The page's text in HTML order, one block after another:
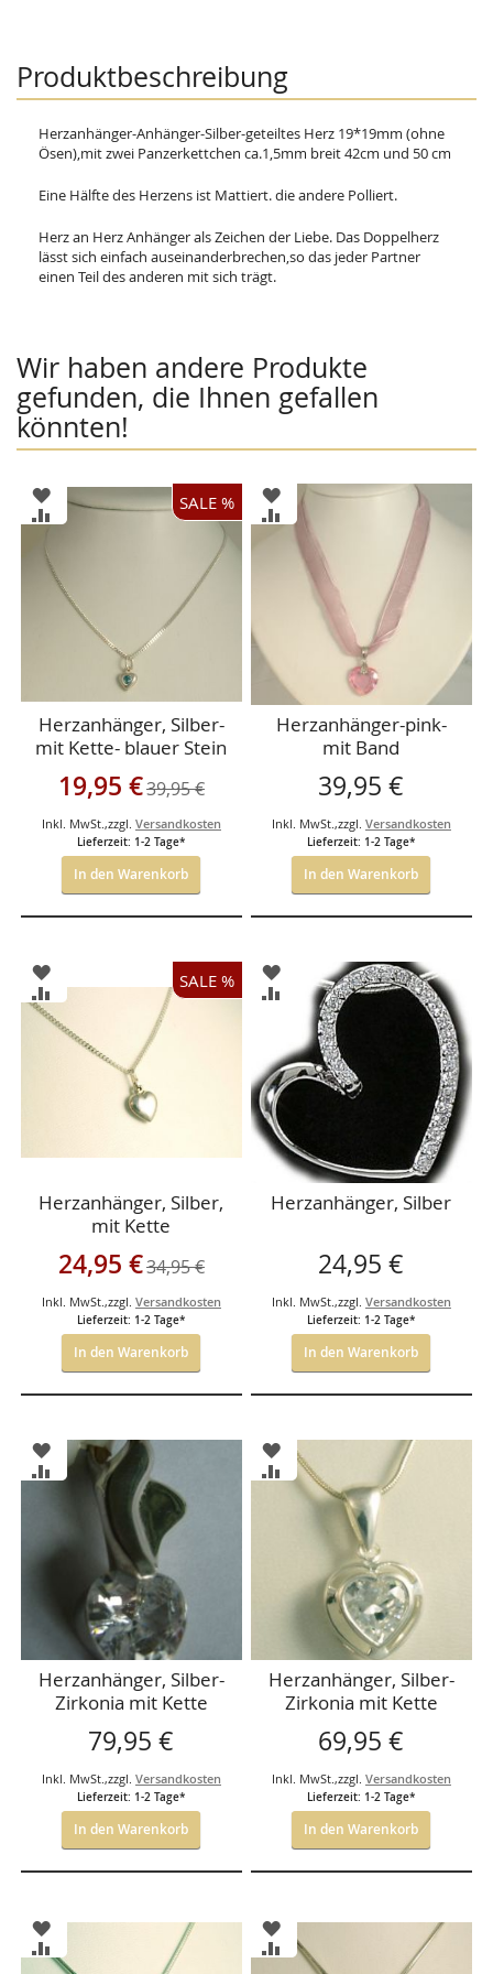
Produktbeschreibung
Herzanhänger-Anhänger-Silber-geteiltes Herz 19*19mm (ohne
Ösen),mit zwei Panzerkettchen ca.1,5mm breit 42cm und 50 cm
Eine Hälfte des Herzens ist Mattiert. die andere Polliert.
Herz an Herz Anhänger als Zeichen der Liebe. Das Doppelherz
lässt sich einfach auseinanderbrechen,so das jeder Partner
einen Teil des anderen mit sich trägt.
Wir haben andere Produkte
gefunden, die Ihnen gefallen
könnten!
SALE %
ZUR
WUNSCHLISTE
ZUR
Herzanhänger, Silber-
mit Kette- blauer Stein
mit kette-
Sonderangebot
19,95 €39,95 €
Inkl. MwSt. ,zzgl. Versandkosten
Lieferzeit: 1-2 Tage*
In den Warenkorb
ZUR
WUNSCHLISTE
HINZUFÜGEN
ZUR
VERGLEICHSLISTE
HINZUFÜGEN
Herzanhänger-pink-
mit Band
39,95 €
Inkl. MwSt. ,zzgl. Versandkosten
Lieferzeit: 1-2 Tage*
In den Warenkorb
SALE %
ZUR
WUNSCHLISTE
HINZUFÜGEN
ZUR
VERGLEICHSLISTE
HINZUFÜGEN
Herzanhänger, Silber,
mit Kette
Sonderangebot
24,95 €34,95 €
Inkl. MwSt. ,zzgl. Versandkosten
Lieferzeit: 1-2 Tage*
In den Warenkorb
ZUR
WUNSCHLISTE
HINZUFÜGEN
ZUR
VERGLEICHSLISTE
HINZUFÜGEN
Herzanhänger, Silber
24,95 €
Inkl. MwSt. ,zzgl. Versandkosten
Lieferzeit: 1-2 Tage*
In den Warenkorb
ZUR
WUNSCHLISTE
HINZUFÜGEN
ZUR
VERGLEICHSLISTE
HINZUFÜGEN
Herzanhänger, Silber-
Zirkonia mit Kette
79,95 €
Inkl. MwSt.,zzgl. Versandkosten
Lieferzeit: 1-2 Tage*
In den Warenkorb
ZUR
WUNSCHLISTE
HINZUFÜGEN
ZUR
VERGLEICHSLISTE
HINZUFÜGEN
Herzanhänger, Silber-
Zirkonia mit Kette
69,95 €
Inkl. MwSt.,zzgl. Versandkosten
Lieferzeit: 1-2 Tage*
In den Warenkorb
ZUR
WUNSCHLISTE
HINZUFÜGEN
ZUR
VERGLEICHSLISTE
ZUR
WUNSCHLISTE
HINZUFÜGEN
ZUR
VERGLEICHSLISTE